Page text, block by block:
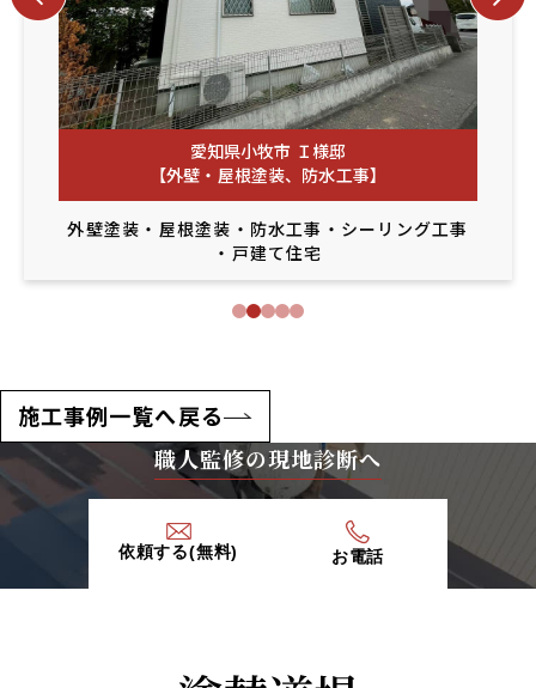
愛知県小牧市 Ｉ様邸
【外壁・屋根塗装、防水工事】
外壁塗装 ・ 屋根塗装 ・ 防水工事 ・ シーリング工事
・ 戸建て住宅
施工事例一覧へ戻る
職人監修の現地診断へ
依頼する(無料) お電話